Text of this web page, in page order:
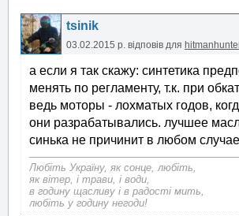
tsinik
03.02.2015 р. відповів для
а если я так скажу: синтетика
менять по регламенту, т.к. при
ведь моторы - лохматых годов,
они разрабатывались. лучшее
синька не причинит в любом случае
Любіть Україну, як сонце, любіть,
як вітер, і трави, і води,
в годину щасливу і в радості мить,
любіть у годину негоди!